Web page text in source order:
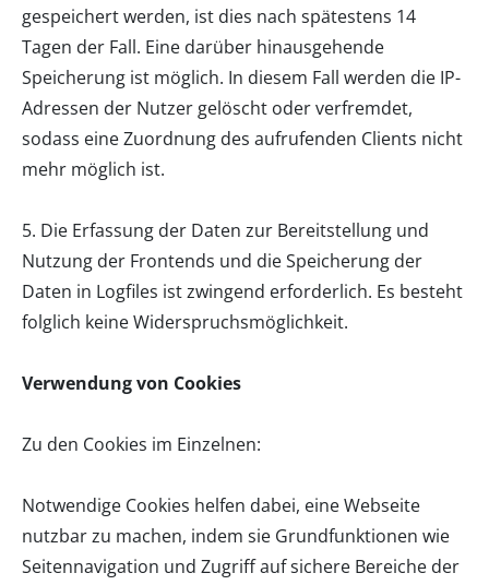
gespeichert werden, ist dies nach spätestens 14
Tagen der Fall. Eine darüber hinausgehende
Speicherung ist möglich. In diesem Fall werden die IP-
Adressen der Nutzer gelöscht oder verfremdet,
sodass eine Zuordnung des aufrufenden Clients nicht
mehr möglich ist.
5. Die Erfassung der Daten zur Bereitstellung und
Nutzung der Frontends und die Speicherung der
Daten in Logfiles ist zwingend erforderlich. Es besteht
folglich keine Widerspruchsmöglichkeit.
Verwendung von Cookies
Zu den Cookies im Einzelnen:
Notwendige Cookies helfen dabei, eine Webseite
nutzbar zu machen, indem sie Grundfunktionen wie
Seitennavigation und Zugriff auf sichere Bereiche der